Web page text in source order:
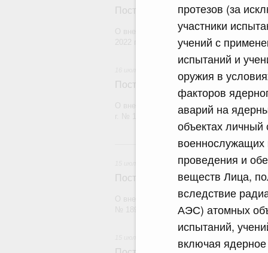
протезов (за
участники
учений с
испытаний и
оружия в
факторов
аварий на
объектах личный
военнослужащих
проведения и
веществ Лица,
вследствие
АЭС) атомных
испытаний,
включая
Постановление Правительства
О внесении изменений в постановление
Постановление Правительства
О внесении изменений в постановление
Постановление Правительства
О внесении изменений в постановление